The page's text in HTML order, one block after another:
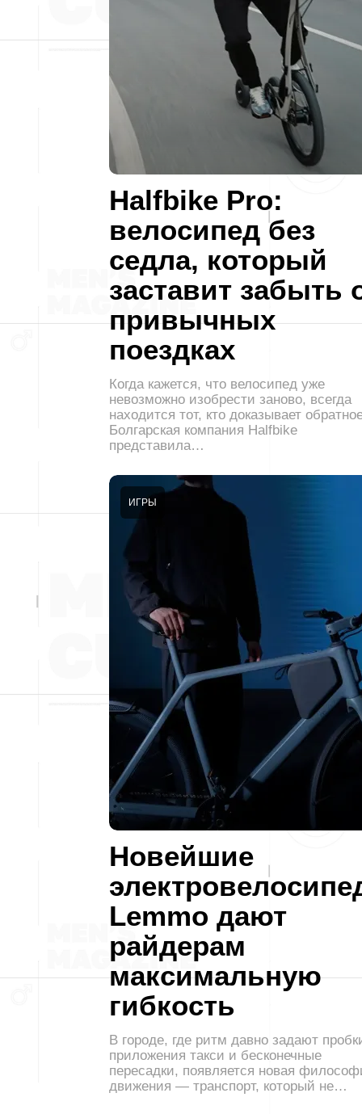
Halfbike Pro:
велосипед без
седла, который
заставит забыть
привычных
поездках
Когда кажется, что велосипед уже
невозможно изобрести заново, всегда
находится тот, кто доказывает
Болгарская компания Halfbike
представила…
Новейшие
Lemmo дают
райдерам
максимальную
гибкость
ИГРЫ
В городе, где ритм давно задают
приложения такси и бесконечные
пересадки, появляется новая
движения — транспорт, который не…